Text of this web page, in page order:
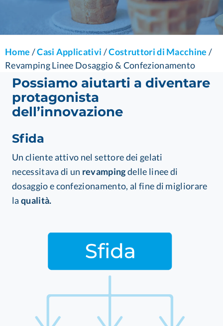
Home /Casi Applicativi /Costruttori di Macchine /
Revamping Linee Dosaggio & Confezionamento
Possiamo aiutarti a diventare
protagonista
dell’innovazione
Sfida
Un cliente attivo nel settore dei gelati
necessitava di un revampingdelle linee di
dosaggio e confezionamento, al fine di migliorare
la qualità.